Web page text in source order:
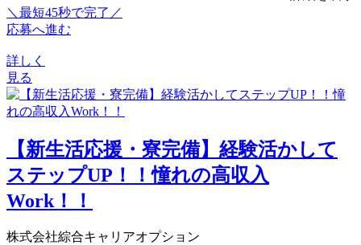
＼最短45秒で完了／
応募へ進む
詳しく
見る
【新生活応援・寮完備】経験活かして
ステップUP！！憧れの高収入
Work！！
株式会社綜合キャリアオプション